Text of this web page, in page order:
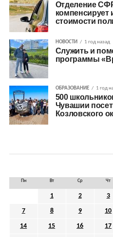
Отделение
компенсирует
стоимости
НОВОСТИ 1 год назад
Служить и
программы
ОБРАЗОВАНИЕ 1 год
500
Чувашии
Козловского
Пн Вт Ср Чт
1 2 3
7 8 9 10
14 15 16 17